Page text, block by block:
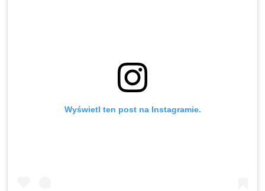
Wyświetl ten post na Instagramie.